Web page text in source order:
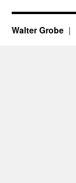
Walter Grobe